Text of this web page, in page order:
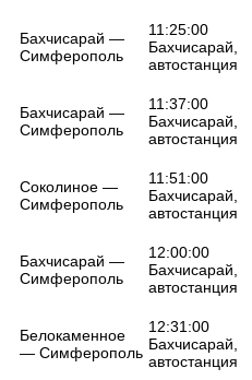
Бахчисарай —
Симферополь
11:25:00
Бахчисарай,
автостанция
Бахчисарай —
Симферополь
11:37:00
Бахчисарай,
автостанция
Соколиное —
Симферополь
11:51:00
Бахчисарай,
автостанция
Бахчисарай —
Симферополь
12:00:00
Бахчисарай,
автостанция
Белокаменное
— Симферополь
12:31:00
Бахчисарай,
автостанция